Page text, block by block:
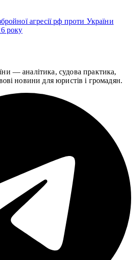
агресії рф проти України
року
— аналітика, судова практика,
новини для юристів і громадян.